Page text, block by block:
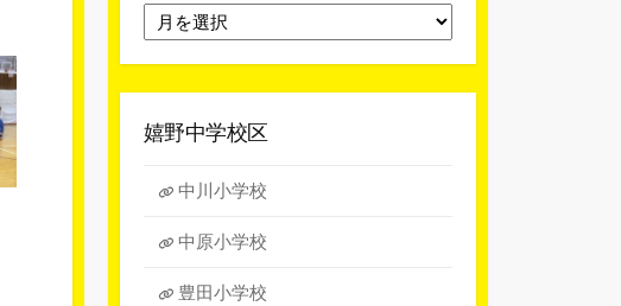
別
ア
ー
イ
嬉野中学校区
中川小学校
中原小学校
豊田小学校